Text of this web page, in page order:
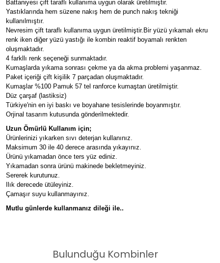
Battaniyesi çift taraflı kullanıma uygun olarak üretilmiştir.
Yastıklarında hem süzene nakış hem de punch nakış tekniği
kullanılmıştır.
Nevresim çift taraflı kullanıma uygun üretilmiştir.Bir yüzü yıkamalı ekru
renk iken diğer yüzü yastığı ile kombin reaktif boyamalı renkten
oluşmaktadır.
4 farkllı renk seçeneği sunmaktadır.
Kumaşlarda yıkama sonrası çekme ya da akma problemi yaşanmaz.
Paket içeriği çift kişilik 7 parçadan oluşmaktadır.
Kumaşlar %100 Pamuk 57 tel ranforce kumaştan üretilmiştir.
Düz çarşaf (lastiksiz)
Türkiye'nin en iyi baskı ve boyahane tesislerinde boyanmıştır.
Orjinal tasarım kutusunda gönderilmektedir.
Uzun Ömürlü Kullanım için;
Ürünlerinizi yıkarken sıvı deterjan kullanınız.
Maksimum 30 ile 40 derece arasında yıkayınız.
Ürünü yıkamadan önce ters yüz ediniz.
Yıkamadan sonra ürünü makinede bekletmeyiniz.
Sererek kurutunuz.
Ilık derecede ütüleyiniz.
Çamaşır suyu kullanmayınız.
Mutlu günlerde kullanmanız dileği ile..
Bulunduğu Kombinler